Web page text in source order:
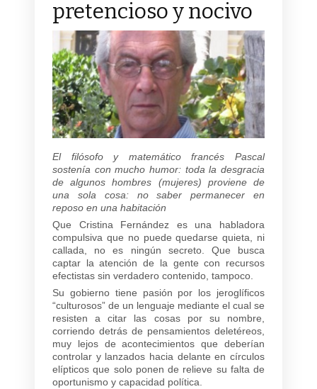
pretencioso y nocivo
El filósofo y matemático francés Pascal
sostenía con mucho humor: toda la desgracia
de algunos hombres (mujeres) proviene de
una sola cosa: no saber permanecer en
reposo en una habitación
Que Cristina Fernández es una habladora
compulsiva que no puede quedarse quieta, ni
callada, no es ningún secreto. Que busca
captar la atención de la gente con recursos
efectistas sin verdadero contenido, tampoco.
Su gobierno tiene pasión por los jeroglíficos
“culturosos” de un lenguaje mediante el cual se
resisten a citar las cosas por su nombre,
corriendo detrás de pensamientos deletéreos,
muy lejos de acontecimientos que deberían
controlar y lanzados hacia delante en círculos
elípticos que solo ponen de relieve su falta de
oportunismo y capacidad política.